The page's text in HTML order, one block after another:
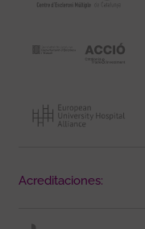
Acreditaciones: